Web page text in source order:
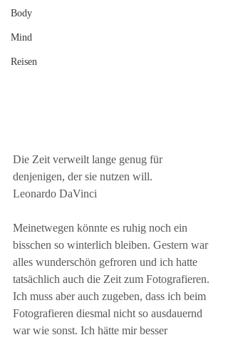
Body
Mind
Reisen
Die Zeit verweilt lange genug für
denjenigen, der sie nutzen will.
Leonardo DaVinci
Meinetwegen könnte es ruhig noch ein
bisschen so winterlich bleiben. Gestern war
alles wunderschön gefroren und ich hatte
tatsächlich auch die Zeit zum Fotografieren.
Ich muss aber auch zugeben, dass ich beim
Fotografieren diesmal nicht so ausdauernd
war wie sonst. Ich hätte mir besser